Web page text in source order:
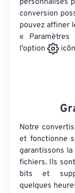
personnalisés
conversion
pouvez affiner
« Paramètres
l'option
Notre
et fonctionne
garantissons
fichiers. Ils
bits et
quelques